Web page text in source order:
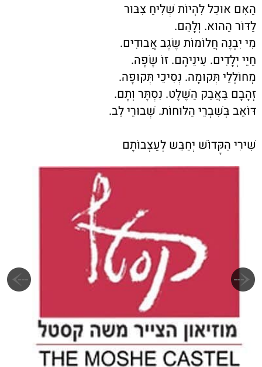
הַאִם אוּכַל לִהְיוֹת שְׁלִיחַ צִבּוּר
לַדּוֹר הַהוּא. וְלָהֵם.
מִי יִבְנֶה חֲלוֹמוֹת שֶׂגֶב אֲבוּדִים.
חַיֵּי יְלָדִים. עֵינֵיהֶם. זוֹ שָׂפָה.
מְחוֹלְלֵי תְּקוּמָה. נְסִיכֵי תְּקוּפָה.
זְהָבָם בַּאֲבַק הַשֶּׁלֶט. נִסְתָּר וְתָם.
דּוֹאֵב בְּשִׁבְרֵי הַלּוּחוֹת. שְׁבוּרֵי לֵב.
שִׁירִי הַקָּדוֹשׁ יְחַבֵּש לְעַצְּבוֹתָם